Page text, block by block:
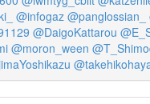
@infogaz @panglossian_
@DaigoKattarou
@moron_ween